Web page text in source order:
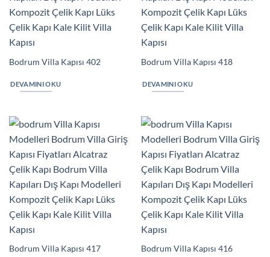
Bodrum Villa Kapısı 402
DEVAMINI OKU
Bodrum Villa Kapısı 418
DEVAMINI OKU
Bodrum Villa Kapısı 417 Bodrum Villa Kapısı 416